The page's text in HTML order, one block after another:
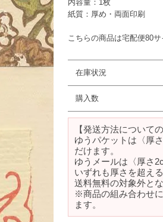
内容量：1枚
紙質：厚め・両面印刷
こちらの商品は宅配便80サ
在庫状況
購入数
【発送方法について
ゆうパケットは〈厚
だけます。
ゆうメールは〈厚さ
いずれも厚さを超え
送料無料の対象外とな
※商品の組み合わせ
ます。